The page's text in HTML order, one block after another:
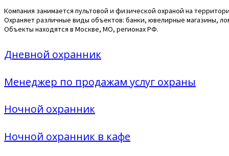
Компания занимается пультовой и физической охраной на
Охраняет различные виды объектов: банки, ювелирные магазины,
Объекты находятся в Москве, МО, регионах РФ.
Дневной охранник
Менеджер по продажам услуг охраны
Ночной охранник
Ночной охранник в кафе